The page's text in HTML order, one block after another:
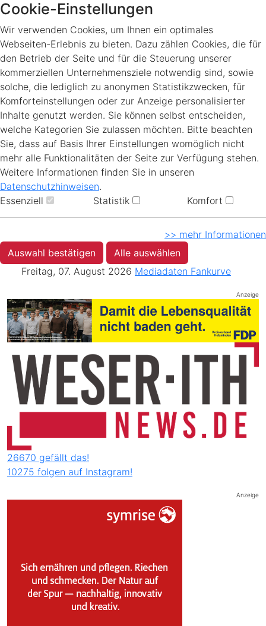
Cookie-Einstellungen
Wir verwenden Cookies, um Ihnen ein optimales
Webseiten-Erlebnis zu bieten. Dazu zählen Cookies, die für
den Betrieb der Seite und für die Steuerung unserer
kommerziellen Unternehmensziele notwendig sind, sowie
solche, die lediglich zu anonymen Statistikzwecken, für
Komforteinstellungen oder zur Anzeige personalisierter
Inhalte genutzt werden. Sie können selbst entscheiden,
welche Kategorien Sie zulassen möchten. Bitte beachten
Sie, dass auf Basis Ihrer Einstellungen womöglich nicht
mehr alle Funktionalitäten der Seite zur Verfügung stehen.
Weitere Informationen finden Sie in unseren
Datenschutzhinweisen.
Essenziell
Statistik Komfort
>> mehr Informationen
Auswahl bestätigen
Alle auswählen
Freitag, 07. August 2026 Mediadaten Fankurve
Anzeige
26670 gefällt das!
10275 folgen auf Instagram!
Anzeige